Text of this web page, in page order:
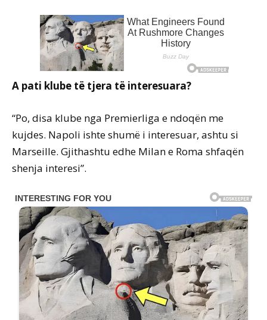
A pati klube të tjera të interesuara?
“Po, disa klube nga Premierliga e ndoqën me
kujdes. Napoli ishte shumë i interesuar, ashtu si
Marseille. Gjithashtu edhe Milan e Roma shfaqën
shenja interesi”.